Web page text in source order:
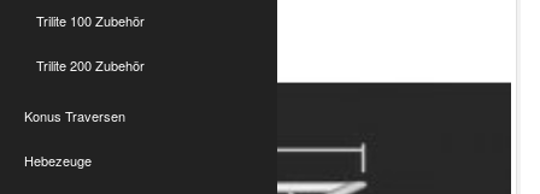
Trilite 100 Zubehör
Trilite 200 Zubehör
Konus Traversen
Hebezeuge